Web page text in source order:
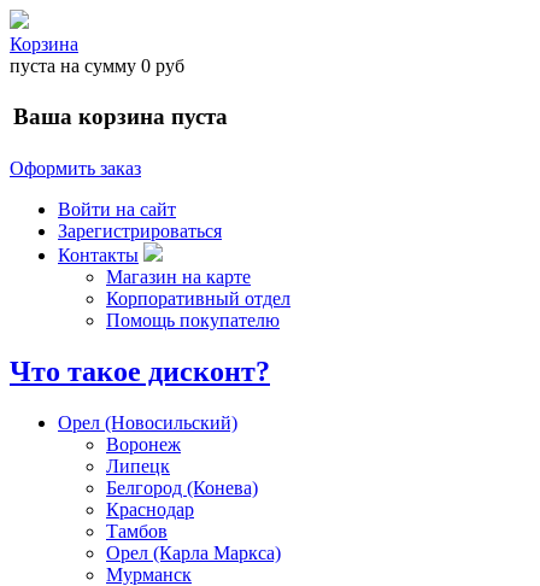
Корзина
пуста на сумму 0 руб
Ваша корзина пуста
Оформить заказ
Войти на сайт
Зарегистрироваться
Контакты
Магазин на карте
Корпоративный отдел
Помощь покупателю
Что такое дисконт?
Орел (Новосильский)
Воронеж
Липецк
Белгород (Конева)
Краснодар
Тамбов
Орел (Карла Маркса)
Мурманск